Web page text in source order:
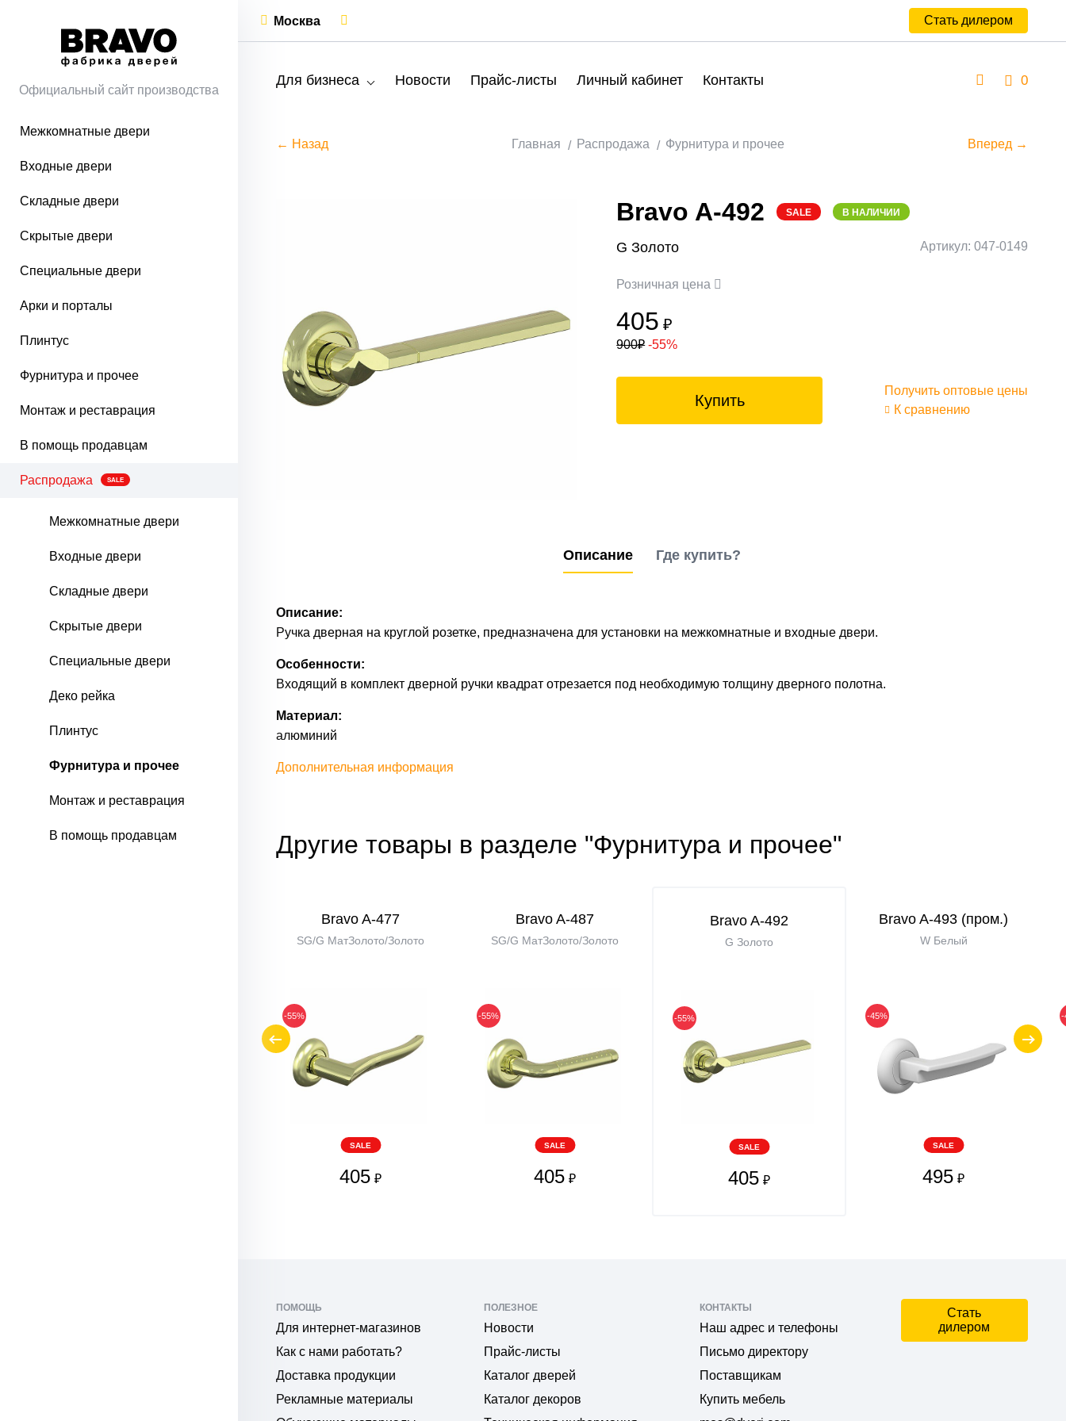
Официальный сайт производства
Межкомнатные двери
Входные двери
Складные двери
Скрытые двери
Специальные двери
Арки и порталы
Плинтус
Фурнитура и прочее
Монтаж и реставрация
В помощь продавцам
Распродажа SALE
Межкомнатные двери
Входные двери
Складные двери
Скрытые двери
Специальные двери
Деко рейка
Плинтус
Фурнитура и прочее
Монтаж и реставрация
В помощь продавцам
Москва Стать дилером
Для бизнеса Новости Прайс-листы Личный кабинет Контакты 0
← Назад Главная Распродажа Фурнитура и прочее Вперед →
Bravo A-492 SALE В НАЛИЧИИ
G Золото Артикул: 047-0149
Розничная цена
405 ₽
900₽ -55%
Купить
Получить оптовые цены
К сравнению
Описание Где купить?
Описание:
Ручка дверная на круглой розетке, предназначена для установки на межкомнатные и входные двери.
Особенности:
Входящий в комплект дверной ручки квадрат отрезается под необходимую толщину дверного полотна.
Материал:
алюминий
Дополнительная информация
Другие товары в разделе "Фурнитура и прочее"
Bravo A-477
SG/G МатЗолото/Золото
-55%
SALE
405 ₽
Bravo A-487
SG/G МатЗолото/Золото
-55%
SALE
405 ₽
Bravo A-492
G Золото
-55%
SALE
405 ₽
Bravo A-493 (пром.)
W Белый
-45%
SALE
495 ₽
-
ПОМОЩЬ
Для интернет-магазинов
Как с нами работать?
Доставка продукции
Рекламные материалы
ПОЛЕЗНОЕ
Новости
Прайс-листы
Каталог дверей
Каталог декоров
КОНТАКТЫ
Наш адрес и телефоны
Письмо директору
Поставщикам
Купить мебель
Стать
дилером